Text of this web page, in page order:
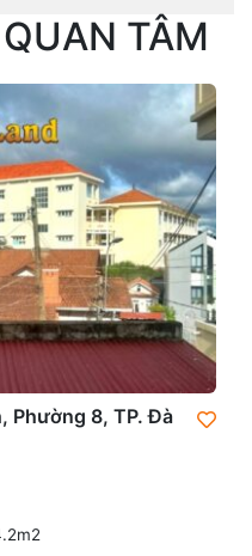
TÂM
Phường 8, TP. Đà